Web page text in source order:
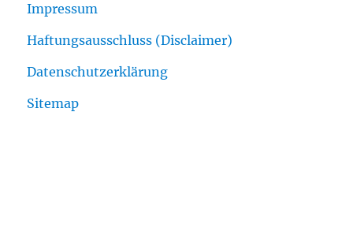
Impressum
Haftungsausschluss (Disclaimer)
Datenschutzerklärung
Sitemap